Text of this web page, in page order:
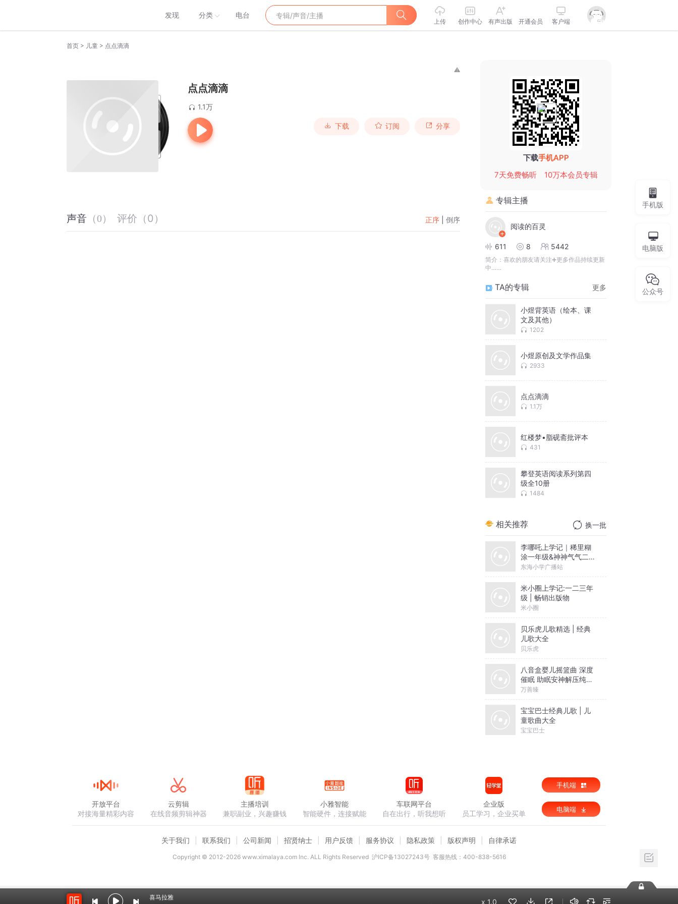
发现 分类 电台
上传 创作中心 有声出版 开通会员 客户端
首页 > 儿童 > 点点滴滴
点点滴滴
1.1万
下载 订阅 分享
声音 （0） 评价 （0 ） 正序 倒序
下载手机APP
7天免费畅听
10万本会员专辑
专辑主播
阅读的百灵
611 8 5442
简介： 喜欢的朋友请关注➕更多作品持续更新
中……
TA的专辑 更多
小煜背英语（绘本、课
文及其他）
1202
小煜原创及文学作品集
2933
点点滴滴
1.1万
红楼梦•脂砚斋批评本
431
攀登英语阅读系列第四
级全10册
1484
相关推荐 换一批
李哪吒上学记｜稀里糊
涂一年级&神神气气二年
级
东海小学广播站
米小圈上学记:一二三年
级 | 畅销出版物
米小圈
贝乐虎儿歌精选 | 经典
儿歌大全
贝乐虎
八音盒婴儿摇篮曲 深度
催眠 助眠安神解压纯音
乐
万善臻
宝宝巴士经典儿歌 | 儿
童歌曲大全
宝宝巴士
手机版
电脑版
公众号
喜马拉雅
x 1.0
开放平台
对接海量精彩内容
云剪辑
在线音频剪辑神器
主播培训
兼职副业，兴趣赚钱
小雅智能
智能硬件，连接赋能
车联网平台
自在出行，听我想听
企业版
员工学习，企业买单
手机端
电脑端
关于我们 联系我们 公司新闻 招贤纳士 用户反馈 服务协议 隐私政策 版权声明 自律承诺
Copyright © 2012-2026www.ximalaya.com lnc. ALL Rights Reserved 沪ICP备13027243号 客服热线：400-838-5616